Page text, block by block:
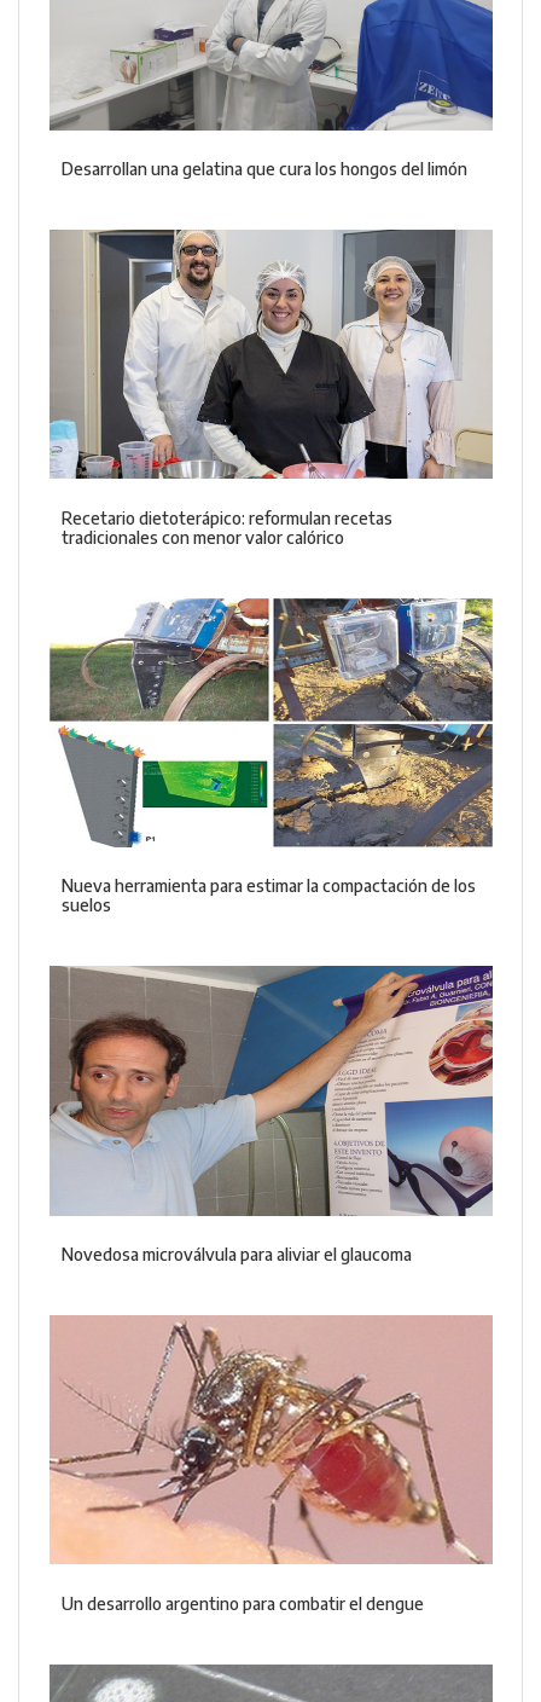
Desarrollan una gelatina que cura los hongos del limón
Recetario dietoterápico: reformulan recetas
tradicionales con menor valor calórico
Nueva herramienta para estimar la compactación de los
suelos
Novedosa microválvula para aliviar el glaucoma
Un desarrollo argentino para combatir el dengue